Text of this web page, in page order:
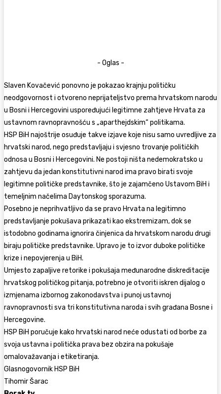
- Oglas -
Slaven Kovačević ponovno je pokazao krajnju političku
neodgovornost i otvoreno neprijateljstvo prema hrvatskom narodu
u Bosni i Hercegovini uspoređujući legitimne zahtjeve Hrvata za
ustavnom ravnopravnošću s „aparthejdskim“ politikama.
HSP BiH najoštrije osuđuje takve izjave koje nisu samo uvredljive za
hrvatski narod, nego predstavljaju i svjesno trovanje političkih
odnosa u Bosni i Hercegovini. Ne postoji ništa nedemokratsko u
zahtjevu da jedan konstitutivni narod ima pravo birati svoje
legitimne političke predstavnike, što je zajamčeno Ustavom BiH i
temeljnim načelima Daytonskog sporazuma.
Posebno je neprihvatljivo da se pravo Hrvata na legitimno
predstavljanje pokušava prikazati kao ekstremizam, dok se
istodobno godinama ignorira činjenica da hrvatskom narodu drugi
biraju političke predstavnike. Upravo je to izvor duboke političke
krize i nepovjerenja u BiH.
Umjesto zapaljive retorike i pokušaja međunarodne diskreditacije
hrvatskog političkog pitanja, potrebno je otvoriti iskren dijalog o
izmjenama izbornog zakonodavstva i punoj ustavnoj
ravnopravnosti sva tri konstitutivna naroda i svih građana Bosne i
Hercegovine.
HSP BiH poručuje kako hrvatski narod neće odustati od borbe za
svoja ustavna i politička prava bez obzira na pokušaje
omalovažavanja i etiketiranja.
Glasnogovornik HSP BiH
Tihomir Šarac